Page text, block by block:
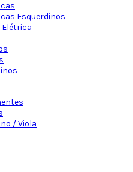
Esquerdinos
/ Viola